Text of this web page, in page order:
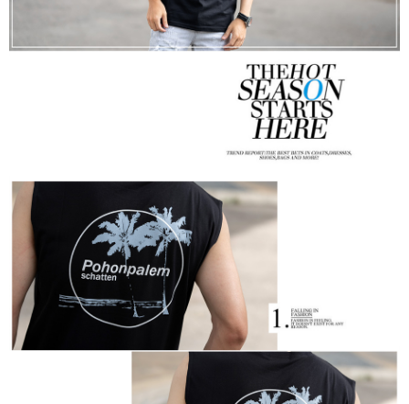
１．透過由恩沛科技股份有限公司提供之「AFTEE先享後付」服務完成之交
２．關於個人資料處理事宜，請瀏覽以下網址：
３．未成年的使用者請事先徵得法定代理人或監護人之同意方可使用
「AFTEE先享後付」，若未經同意申辦者引起之損失，本公司不負相關責
時審查核予不同之上限額度；若仍有額度不足之情形，本公司將視審查結果
請求用戶進行身份認證。
５．嚴禁一人註冊多個帳號或使用他人資訊註冊。若發現惡意使用之情形，
恩沛科技股份有限公司將有權停止該用戶之使用額度並採取法律行動。
每筆NT$120，滿NT$3,000(含以上)免運費